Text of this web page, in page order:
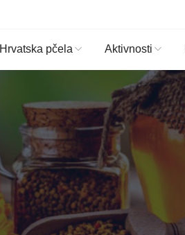
Hrvatska pčela Aktivnosti